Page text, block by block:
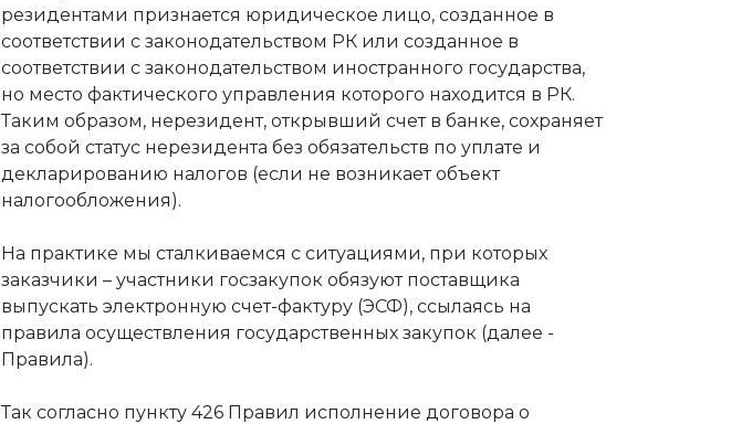
резидентами признается юридическое лицо, созданное в
соответствии с законодательством РК или созданное в
соответствии с законодательством иностранного государства,
но место фактического управления которого находится в РК.
Таким образом, нерезидент, открывший счет в банке, сохраняет
за собой статус нерезидента без обязательств по уплате и
декларированию налогов (если не возникает объект
налогообложения).
На практике мы сталкиваемся с ситуациями, при которых
заказчики – участники госзакупок обязуют поставщика
выпускать электронную счет-фактуру (ЭСФ), ссылаясь на
правила осуществления государственных закупок (далее -
Правила).
Так согласно пункту 426 Правил исполнение договора о